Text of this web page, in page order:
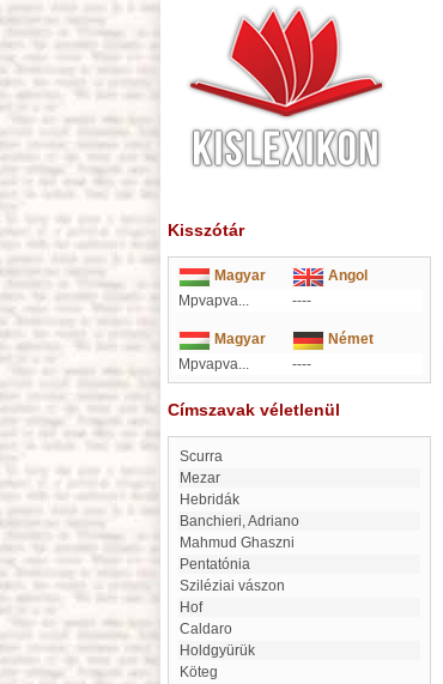
Kisszótár
Magyar
Angol
Mpvapva...
----
Magyar
Német
Mpvapva...
----
Címszavak véletlenül
Scurra
Mezar
Hebridák
Banchieri, Adriano
Mahmud Ghaszni
pentatónia
Sziléziai vászon
Hof
Caldaro
Holdgyürük
Köteg